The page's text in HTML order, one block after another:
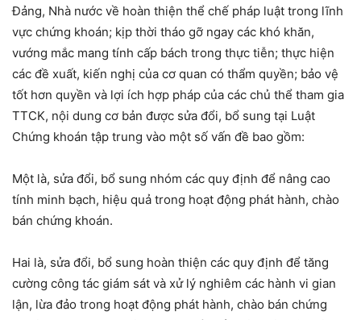
Đảng, Nhà nước về hoàn thiện thể chế pháp luật trong lĩnh
vực chứng khoán; kịp thời tháo gỡ ngay các khó khăn,
vướng mắc mang tính cấp bách trong thực tiễn; thực hiện
các đề xuất, kiến nghị của cơ quan có thẩm quyền; bảo vệ
tốt hơn quyền và lợi ích hợp pháp của các chủ thể tham gia
TTCK, nội dung cơ bản được sửa đổi, bổ sung tại Luật
Chứng khoán tập trung vào một số vấn đề bao gồm:
Một là, sửa đổi, bổ sung nhóm các quy định để nâng cao
tính minh bạch, hiệu quả trong hoạt động phát hành, chào
bán chứng khoán.
Hai là, sửa đổi, bổ sung hoàn thiện các quy định để tăng
cường công tác giám sát và xử lý nghiêm các hành vi gian
lận, lừa đảo trong hoạt động phát hành, chào bán chứng